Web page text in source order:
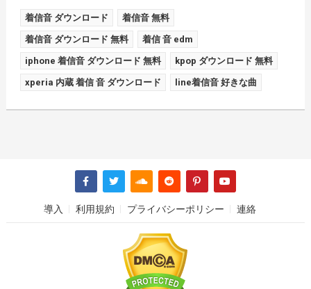
着信音 ダウンロード 着信音 無料
着信音 ダウンロード 無料 着信 音 edm
iphone 着信音 ダウンロード 無料 kpop ダウンロード 無料
xperia 内蔵 着信 音 ダウンロード line着信音 好きな曲
導入 利用規約 プライバシーポリシー 連絡